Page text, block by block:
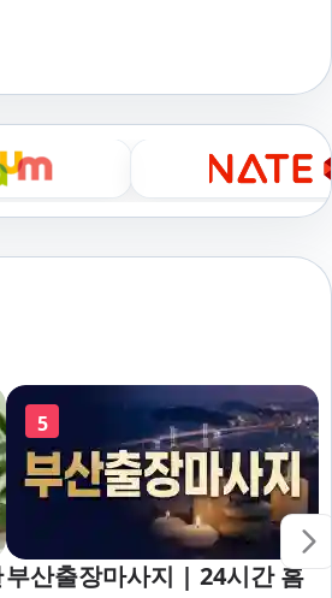
5
부산출장마사지 | 24시간 홈